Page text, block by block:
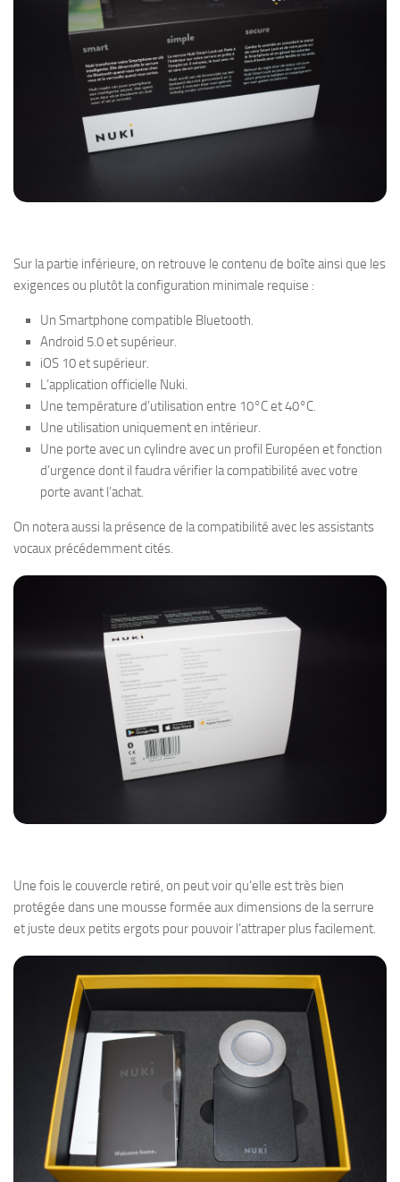
Sur la partie inférieure, on retrouve le contenu de boîte ainsi que les
exigences ou plutôt la configuration minimale requise :
Un Smartphone compatible Bluetooth.
Android 5.0 et supérieur.
iOS 10 et supérieur.
L’application officielle Nuki.
Une température d’utilisation entre 10°C et 40°C.
Une utilisation uniquement en intérieur.
Une porte avec un cylindre avec un profil Européen et fonction
d’urgence dont il faudra vérifier la compatibilité avec votre
porte avant l’achat.
On notera aussi la présence de la compatibilité avec les assistants
vocaux précédemment cités.
Une fois le couvercle retiré, on peut voir qu’elle est très bien
protégée dans une mousse formée aux dimensions de la serrure
et juste deux petits ergots pour pouvoir l’attraper plus facilement.